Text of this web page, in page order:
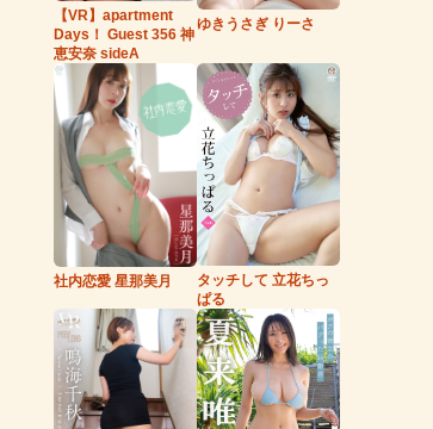
【VR】apartment
Days！ Guest 356 神
恵安奈 sideA
ゆきうさぎ りーさ
社内恋愛 星那美月
タッチして 立花ちっ
ぱる